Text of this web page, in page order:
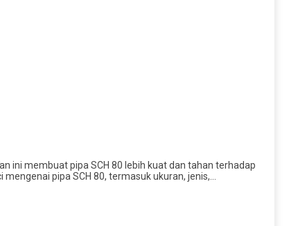
ini membuat pipa SCH 80 lebih kuat dan tahan terhadap
pipa SCH 80, termasuk ukuran, jenis,…